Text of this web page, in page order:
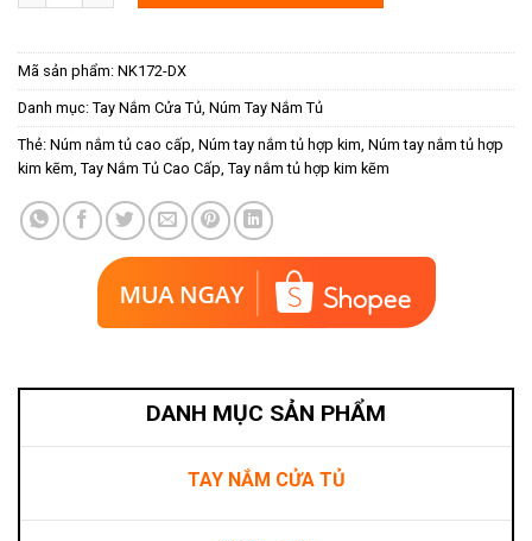
Mã sản phẩm: NK172-DX
Danh mục: Tay Nắm Cửa Tủ Núm Tay Nắm Tủ
Thẻ: Núm nắm tủ cao cấp Núm tay nắm tủ hợp kim Núm tay nắm tủ hợp
kim kẽm Tay Nắm Tủ Cao Cấp Tay nắm tủ hợp kim kẽm
DANH MỤC SẢN PHẨM
TAY NẮM CỬA TỦ